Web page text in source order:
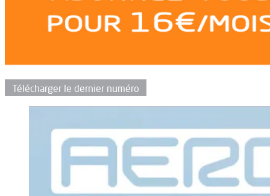
Télécharger le dernier numéro